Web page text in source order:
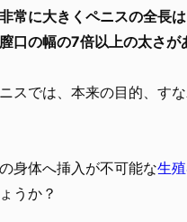
常に大きくペニスの全長
口の幅の7倍以上の太さが
スでは、本来の目的、す
身体へ挿入が不可能な生
うか？